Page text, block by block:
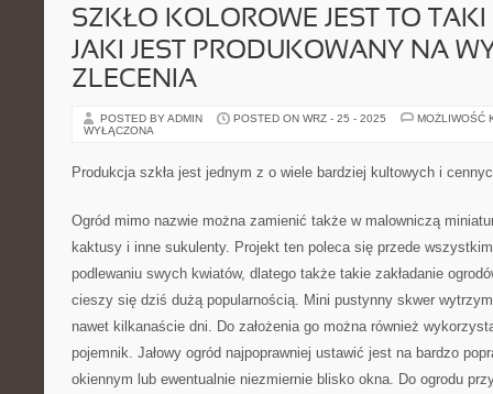
SZKŁO KOLOROWE JEST TO
JAKI JEST PRODUKOWANY NA
ZLECENIA
POSTED BY ADMIN POSTED ON WRZ - 25 - 2025
MOŻLIWOŚĆ
WYŁĄCZONA
Produkcja szkła jest jednym z o wiele bardziej kultowych i
Ogród mimo nazwie można zamienić także w malowniczą
kaktusy i inne sukulenty. Projekt ten poleca się przede
podlewaniu swych kwiatów, dlatego także takie zakładanie
cieszy się dziś dużą popularnością. Mini pustynny skwer
nawet kilkanaście dni. Do założenia go można również
pojemnik. Jałowy ogród najpoprawniej ustawić jest na bardzo
okiennym lub ewentualnie niezmiernie blisko okna. Do ogrodu